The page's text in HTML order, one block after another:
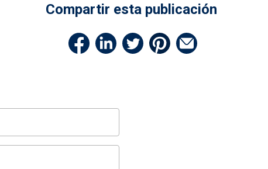
Compartir esta publicación